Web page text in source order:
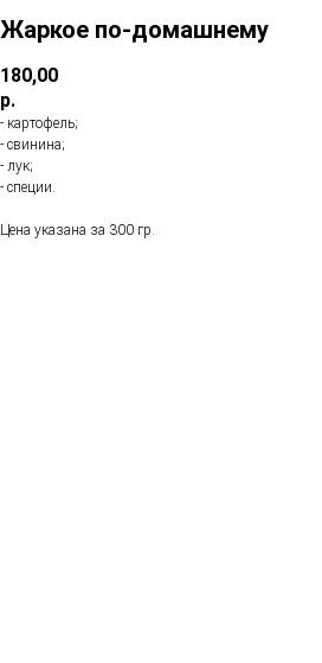
Жаркое по-домашнему
180,00
р.
- картофель;
- свинина;
- лук;
- специи.
Цена указана за 300 гр.